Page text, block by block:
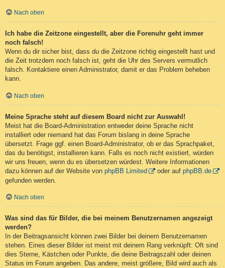
Nach oben
Ich habe die Zeitzone eingestellt, aber die Forenuhr geht immer
noch falsch!
Wenn du dir sicher bist, dass du die Zeitzone richtig eingestellt hast und
die Zeit trotzdem noch falsch ist, geht die Uhr des Servers vermutlich
falsch. Kontaktiere einen Administrator, damit er das Problem beheben
kann.
Nach oben
Meine Sprache steht auf diesem Board nicht zur Auswahl!
Meist hat die Board-Administration entweder deine Sprache nicht
installiert oder niemand hat das Forum bislang in deine Sprache
übersetzt. Frage ggf. einen Board-Administrator, ob er das Sprachpaket,
das du benötigst, installieren kann. Falls es noch nicht existiert, würden
wir uns freuen, wenn du es übersetzen würdest. Weitere Informationen
dazu können auf der Website von phpBB Limited oder auf phpBB.de
gefunden werden.
Nach oben
Was sind das für Bilder, die bei meinem Benutzernamen angezeigt
werden?
In der Beitragsansicht können zwei Bilder bei deinem Benutzernamen
stehen. Eines dieser Bilder ist meist mit deinem Rang verknüpft: Oft sind
dies Sterne, Kästchen oder Punkte, die deine Beitragszahl oder deinen
Status im Forum angeben. Das andere, meist größere, Bild wird auch als